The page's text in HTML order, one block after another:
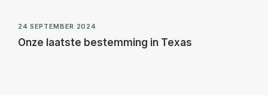
24 SEPTEMBER 2024
Onze laatste bestemming in Texas